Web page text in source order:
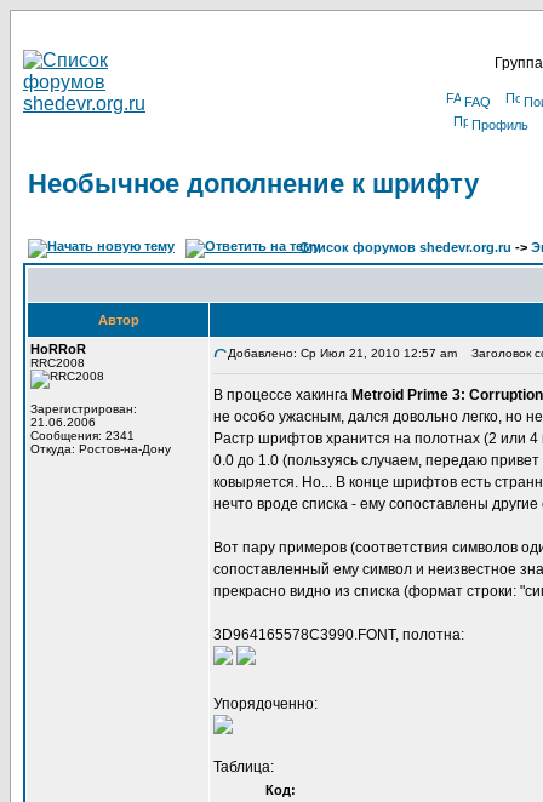
FAQ
Профиль
Необычное дополнение к шрифту
Список форумов shedevr.org.ru ->
Автор
HoRRoR
RRC2008
Зарегистрирован:
21.06.2006
Сообщения: 2341
Откуда: Ростов-на-Дону
Добавлено: Ср Июл 21, 2010 12:57 am Заголовок
В процессе хакинга Metroid Prime 3: Corruption
не особо ужасным, дался довольно легко, но
Растр шрифтов хранится на полотнах (2 или
0.0 до 1.0 (пользуясь случаем, передаю
ковыряется. Но... В конце шрифтов есть
нечто вроде списка - ему сопоставлены
Вот пару примеров (соответствия символов
сопоставленный ему символ и неизвестное
прекрасно видно из списка (формат строки:
3D964165578C3990.FONT, полотна:
Упорядоченно:
Таблица:
Код: